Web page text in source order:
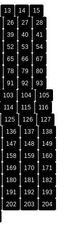
13 14
15
26 27
28
39 40
41
52 53
54
65 66
67
78 79
80
91 92
93
103 104
105
114 115
116
125 126
127
136 137
138
147 148
149
158 159
160
169 170
171
180 181
182
191 192
193
202 203
204